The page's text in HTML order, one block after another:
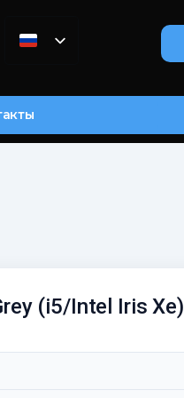
(i5/Intel Iris Xe)